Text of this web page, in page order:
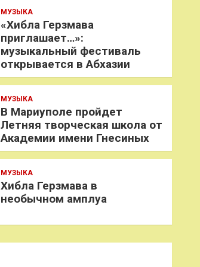
МУЗЫКА
«Хибла Герзмава
приглашает…»:
музыкальный фестиваль
открывается в Абхазии
МУЗЫКА
В Мариуполе пройдет
Летняя творческая школа от
Академии имени Гнесиных
МУЗЫКА
Хибла Герзмава в
необычном амплуа